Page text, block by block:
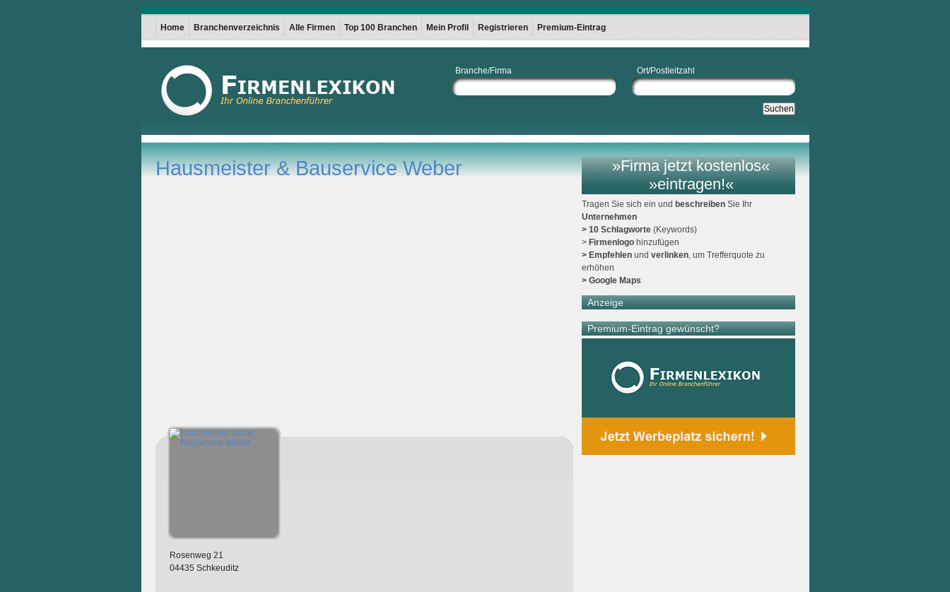
Home Branchenverzeichnis Alle Firmen Top 100 Branchen Mein Profil Registrieren Premium-Eintrag
Branche/Firma Ort/Postleitzahl
Hausmeister & Bauservice Weber
Rosenweg 21
04435 Schkeuditz
»Firma jetzt kostenlos«
»eintragen!«
Tragen Sie sich ein und beschreibenSie Ihr
Unternehmen
> 10 Schlagworte(Keywords)
> Firmenlogohinzufügen
> Empfehlenund verlinken, um Trefferquote zu
erhöhen
> Google Maps
Anzeige
Premium-Eintrag gewünscht?